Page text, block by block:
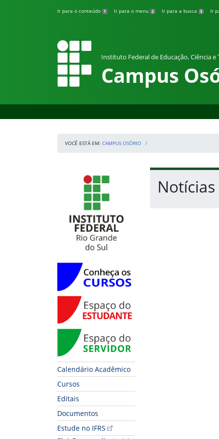
Ir para o conteúdo 1 Ir para o menu 2 Ir para a busca 3 Ir
Instituto Federal de Educação, Ciência
Campus
VOCÊ ESTÁ EM: CAMPUS OSÓRIO
Início da navegação
Conheça os Cursos
Espaço do Estudante
Espaço do Servidor
Calendário Acadêmico
Cursos
Editais
Documentos
Estude no IFRS
Início do conteúdo